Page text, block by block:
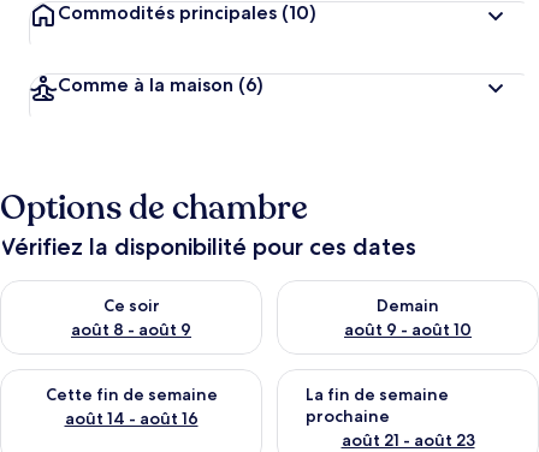
Commodités principales (10)
Comme à la maison (6)
Options de chambre
Vérifiez la disponibilité pour ces dates
Ce soir
août 8 - août 9
Vérifier la disponibilité pour ce soir août 8 - août 9
Demain
août 9 - août 10
Vérifier la disponibilité pour
Cette fin de semaine
août 14 - août 16
Vérifier la disponibilité pour cette fin de semaine août 14 -
La fin de semaine
prochaine
août 21 - août 23
Vérifier la disponibilité pour